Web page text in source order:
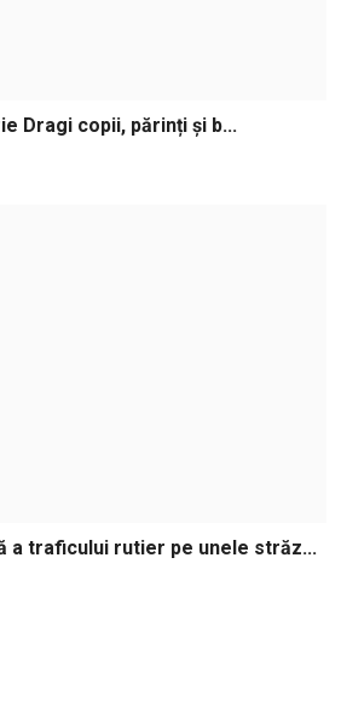
Dragi copii, părinți și b...
a traficului rutier pe unele străz...